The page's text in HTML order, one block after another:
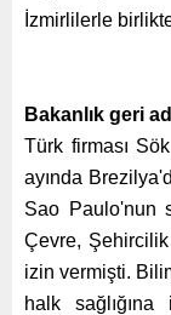
İzmirlilerle
Bakanlık geri
Türk firması
ayında
Sao Paulo'nun
Çevre,
izin vermişti.
halk